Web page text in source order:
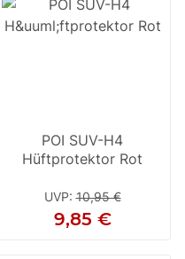
POI SUV-H4
Hüftprotektor Rot
UVP:10,95 €
9,85 €